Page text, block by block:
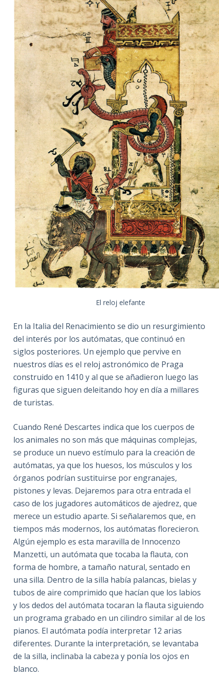
El reloj elefante
En la Italia del Renacimiento se dio un resurgimiento
del interés por los autómatas, que continuó en
siglos posteriores. Un ejemplo que pervive en
nuestros días es el reloj astronómico de Praga
construido en 1410 y al que se añadieron luego las
figuras que siguen deleitando hoy en día a millares
de turistas.
Cuando René Descartes indica que los cuerpos de
los animales no son más que máquinas complejas,
se produce un nuevo estímulo para la creación de
autómatas, ya que los huesos, los músculos y los
órganos podrían sustituirse por engranajes,
pistones y levas. Dejaremos para otra entrada el
caso de los jugadores automáticos de ajedrez, que
merece un estudio aparte. Si señalaremos que, en
tiempos más modernos, los autómatas florecieron.
Algún ejemplo es esta maravilla de Innocenzo
Manzetti, un autómata que tocaba la flauta, con
forma de hombre, a tamaño natural, sentado en
una silla. Dentro de la silla había palancas, bielas y
tubos de aire comprimido que hacían que los labios
y los dedos del autómata tocaran la flauta siguiendo
un programa grabado en un cilindro similar al de los
pianos. El autómata podía interpretar 12 arias
diferentes. Durante la interpretación, se levantaba
de la silla, inclinaba la cabeza y ponía los ojos en
blanco.